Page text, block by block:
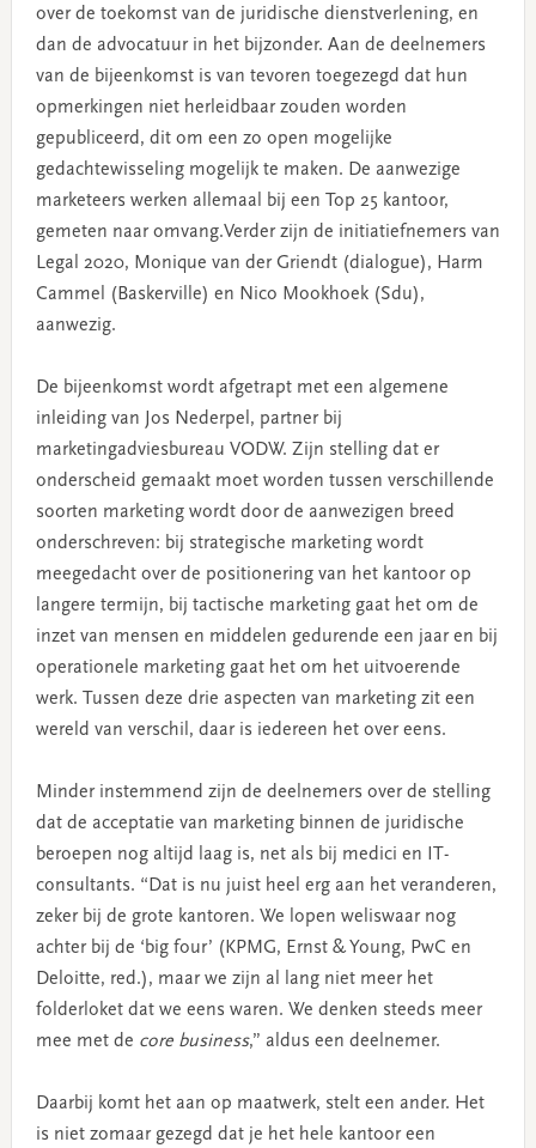
over de toekomst van de juridische dienstverlening, en
dan de advocatuur in het bijzonder. Aan de deelnemers
van de bijeenkomst is van tevoren toegezegd dat hun
opmerkingen niet herleidbaar zouden worden
gepubliceerd, dit om een zo open mogelijke
gedachtewisseling mogelijk te maken. De aanwezige
marketeers werken allemaal bij een Top 25 kantoor,
gemeten naar omvang.Verder zijn de initiatiefnemers van
Legal 2020, Monique van der Griendt (dialogue), Harm
Cammel (Baskerville) en Nico Mookhoek (Sdu),
aanwezig.
De bijeenkomst wordt afgetrapt met een algemene
inleiding van Jos Nederpel, partner bij
marketingadviesbureau VODW. Zijn stelling dat er
onderscheid gemaakt moet worden tussen verschillende
soorten marketing wordt door de aanwezigen breed
onderschreven: bij strategische marketing wordt
meegedacht over de positionering van het kantoor op
langere termijn, bij tactische marketing gaat het om de
inzet van mensen en middelen gedurende een jaar en bij
operationele marketing gaat het om het uitvoerende
werk. Tussen deze drie aspecten van marketing zit een
wereld van verschil, daar is iedereen het over eens.
Minder instemmend zijn de deelnemers over de stelling
dat de acceptatie van marketing binnen de juridische
beroepen nog altijd laag is, net als bij medici en IT-
consultants. “Dat is nu juist heel erg aan het veranderen,
zeker bij de grote kantoren. We lopen weliswaar nog
achter bij de ‘big four’ (KPMG, Ernst & Young, PwC en
Deloitte, red.), maar we zijn al lang niet meer het
folderloket dat we eens waren. We denken steeds meer
mee met de core business,” aldus een deelnemer.
Daarbij komt het aan op maatwerk, stelt een ander. Het
is niet zomaar gezegd dat je het hele kantoor een